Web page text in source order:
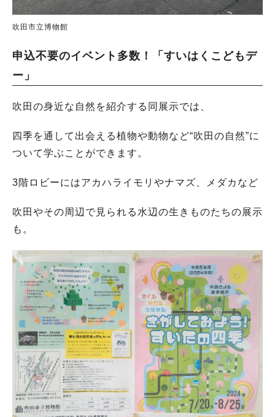
吹田市立博物館
申込不要のイベント多数！「すいはくこどもデ
ー」
吹田の身近な自然を紹介する同展示では、
四季を通して出会える植物や動物など“吹田の自然”に
ついて学ぶことができます。
3階ロビーにはアカハライモリやナマズ、メダカなど
吹田やその周辺で見られる水辺の生きものたちの展示
も。